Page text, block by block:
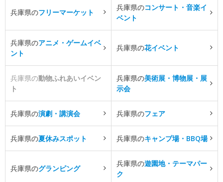
兵庫県のフリーマーケット
兵庫県のコンサート・音楽イ
ベント
兵庫県のアニメ・ゲームイベ
ント
兵庫県の花イベント
兵庫県の動物ふれあいイベン
ト
兵庫県の美術展・博物展・展
示会
兵庫県の演劇・講演会 兵庫県のフェア
兵庫県の夏休みスポット 兵庫県のキャンプ場・BBQ場
兵庫県のグランピング
兵庫県の遊園地・テーマパー
ク